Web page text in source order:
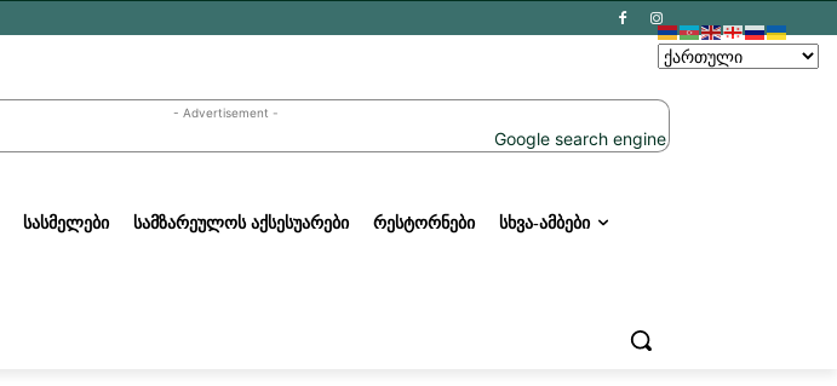
- Advertisement -
ᲡᲐᲡᲛᲔᲚᲔᲑᲘ ᲡᲐᲛᲖᲐᲠᲔᲣᲚᲝᲡ ᲐᲥᲡᲔᲡᲣᲐᲠᲔᲑᲘ ᲠᲔᲡᲢᲝᲠᲜᲔᲑᲘ ᲡᲮᲕᲐ-ᲐᲛᲑᲔᲑᲘ